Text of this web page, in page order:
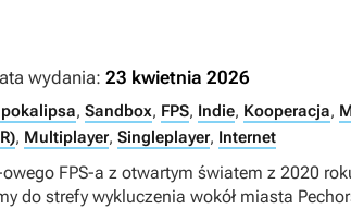
wydania: 23 kwietnia 2026
, Sandbox, FPS, Indie, Kooperacja,
, Multiplayer, Singleplayer, Internet
FPS-a z otwartym światem z 2020
do strefy wykluczenia wokół miasta